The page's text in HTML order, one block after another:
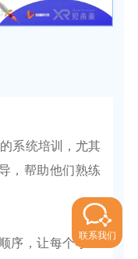
系统培训，尤其
，帮助他们熟练
序，让每个小组
联系我们